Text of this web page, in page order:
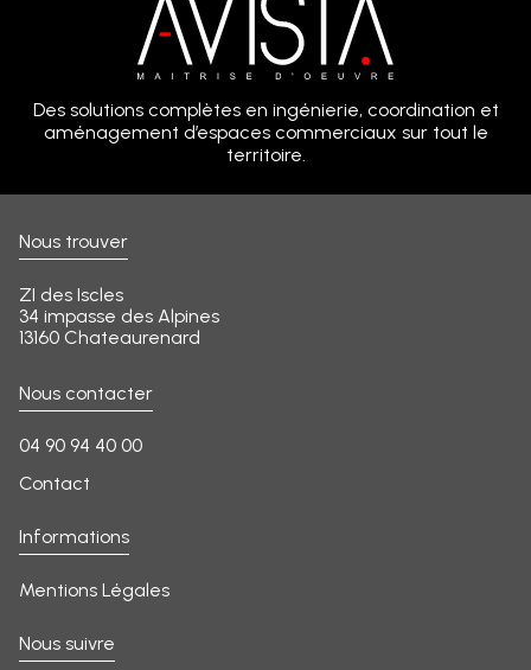
Des solutions complètes en ingénierie, coordination et
aménagement d’espaces commerciaux sur tout le
territoire.
Nous trouver
ZI des Iscles
34 impasse des Alpines
13160 Chateaurenard
Nous contacter
04 90 94 40 00
Contact
Informations
Mentions Légales
Nous suivre